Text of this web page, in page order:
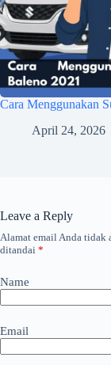
Cara Menggunakan
April 24, 2026
Leave a Reply
Alamat email Anda tidak
ditandai *
Name
Email